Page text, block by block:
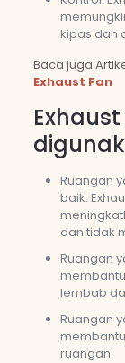
kipas dan
Baca juga
Exhaust Fan
Ruangan
baik:
dan tidak
Ruangan
lembab
Ruangan
ruangan.